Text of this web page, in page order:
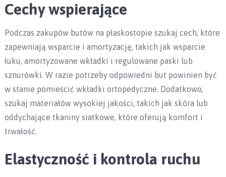
Cechy wspierające
Podczas zakupów butów na płaskostopie szukaj cech, które
zapewniają wsparcie i amortyzację, takich jak wsparcie
łuku, amortyzowane wkładki i regulowane paski lub
sznurówki. W razie potrzeby odpowiedni but powinien być
w stanie pomieścić wkładki ortopedyczne. Dodatkowo,
szukaj materiałów wysokiej jakości, takich jak skóra lub
oddychające tkaniny siatkowe, które oferują komfort i
trwałość.
Elastyczność i kontrola ruchu